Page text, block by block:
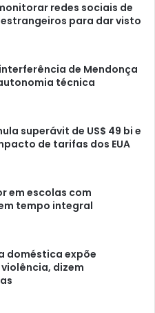
redes sociais de
para dar visto
de Mendonça
técnica
superávit de US$ 49 bi e
de tarifas dos EUA
em escolas com
tempo integral
doméstica expõe
dizem